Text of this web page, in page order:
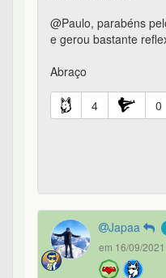
@Paulo, parabéns
e gerou bastante
Abraço
4 0
Japaa
em 16/09/